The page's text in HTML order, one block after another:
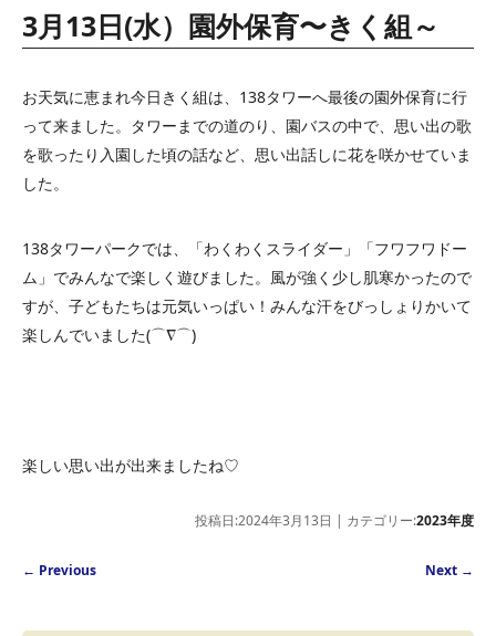
3月13日(水）園外保育〜きく組～
お天気に恵まれ今日きく組は、138タワーへ最後の園外保育に行
って来ました。タワーまでの道のり、園バスの中で、思い出の歌
を歌ったり入園した頃の話など、思い出話しに花を咲かせていま
した。
138タワーパークでは、「わくわくスライダー」「フワフワドー
ム」でみんなで楽しく遊びました。風が強く少し肌寒かったので
すが、子どもたちは元気いっぱい！みんな汗をびっしょりかいて
楽しんでいました(⌒∇⌒)
楽しい思い出が出来ましたね♡
投稿日:2024年3月13日 | カテゴリー:2023年度
Post navigation
← Previous Next →